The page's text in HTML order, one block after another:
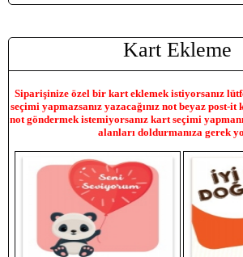
Kart Ekleme
Siparişinize özel bir kart eklemek istiyorsanız
seçimi yapmazsanız yazacağınız not beyaz post-
not göndermek istemiyorsanız kart seçimi
alanları doldurmanıza gerek